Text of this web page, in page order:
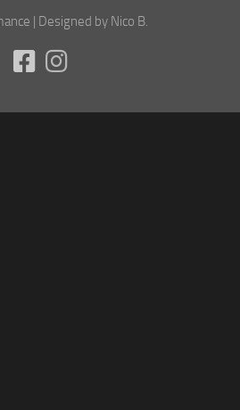
| Designed by Nico B.